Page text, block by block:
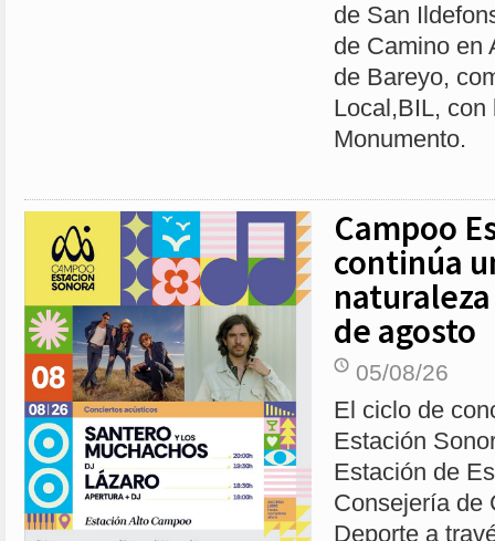
de San
de Camino en
de Bareyo,
Local,BIL,
Monumento.
Campoo
continúa
de agosto
05/08/26
El ciclo de
Estación
Estación de
Consejería de
Deporte a